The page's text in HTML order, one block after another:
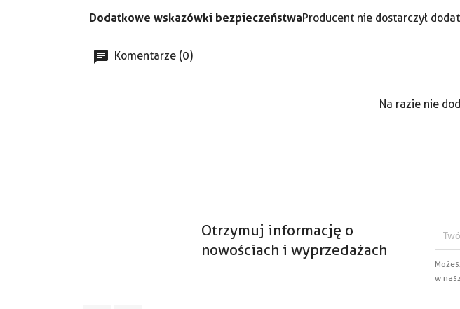
Dodatkowe wskazówki bezpieczeństwaProducent nie dostarczył
Komentarze (0)
Na razie nie
Otrzymuj informację o
nowościach i wyprzedażach
w